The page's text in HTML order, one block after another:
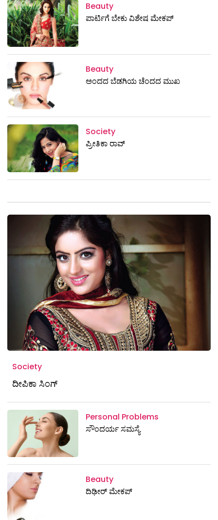
Beauty
ಪಾರ್ಟಿಗೆ ಬೇಕು ವಿಶೇಷ ಮೇಕಪ್‌
Beauty
ಅಂದದ ಬೆಡಗಿಯ ಚೆಂದದ ಮುಖ
Society
ಪ್ರೀತಿಕಾ ರಾವ್
Society
ದೀಪಿಕಾ ಸಿಂಗ್
Personal Problems
ಸೌಂದರ್ಯ ಸಮಸ್ಯೆ
Beauty
ದಿಢೀರ್ ಮೇಕಪ್